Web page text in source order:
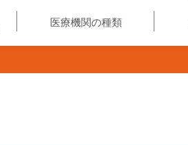
医療機関の種類